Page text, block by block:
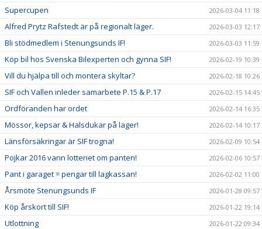
Supercupen 2026-03-04 11:18
Alfred Prytz Rafstedt är på regionalt läger. 2026-03-03 12:17
Bli stödmedlem i Stenungsunds IF! 2026-03-03 11:59
Köp bil hos Svenska Bilexperten och gynna SIF! 2026-02-19 10:39
Vill du hjälpa till och montera skyltar? 2026-02-18 10:26
SIF och Vallen inleder samarbete P.15 & P.17 2026-02-15 14:45
Ordföranden har ordet 2026-02-14 16:35
Mössor, kepsar & Halsdukar på lager! 2026-02-14 10:17
Länsförsäkringar är SIF trogna! 2026-02-09 10:54
Pojkar 2016 vann lotteriet om panten! 2026-02-06 10:57
Pant i garaget = pengar till lagkassan! 2026-02-02 11:00
Årsmöte Stenungsunds IF 2026-01-28 09:57
Köp årskort till SIF! 2026-01-22 19:14
Utlottning 2026-01-22 09:34